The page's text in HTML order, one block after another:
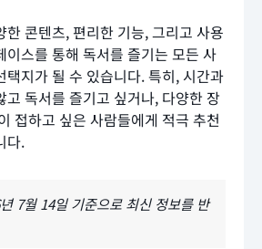
한 콘텐츠, 편리한 기능, 그리고 사용
이스를 통해 독서를 즐기는 모든 사
택지가 될 수 있습니다. 특히, 시간과
고 독서를 즐기고 싶거나, 다양한 장
접하고 싶은 사람들에게 적극 추천
다.
7월 14일 기준으로 최신 정보를 반